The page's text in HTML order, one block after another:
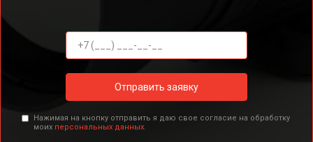
Отправить заявку
Нажимая на кнопку отправить я даю свое согласие на обработку
моих персональных данных.